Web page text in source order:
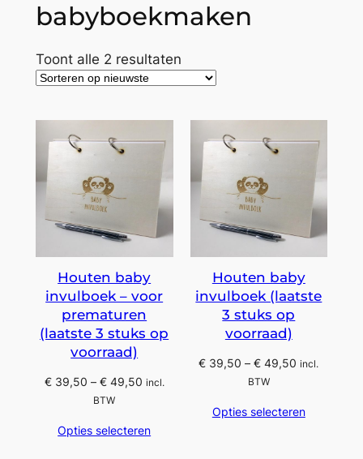
babyboekmaken
Toont alle 2 resultatenGesorteerd
Houten baby
invulboek – voor
prematuren
(laatste 3 stuks op
voorraad)
€39,50 – €49,50Prijsklasse:
€ 49,50
incl.
BTW
Opties selecteren
Houten baby
invulboek (laatste
3 stuks op
voorraad)
€ 39,50 – € 49,50 Prijsklasse:
€ 49,50
incl.
BTW
Opties selecteren